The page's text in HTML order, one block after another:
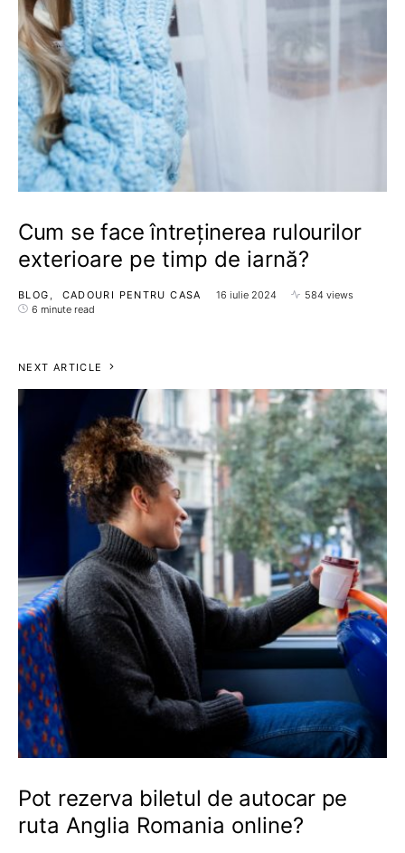
Cum se face întreținerea rulourilor
exterioare pe timp de iarnă?
BLOG CADOURI PENTRU CASA 16 iulie 2024
584 views
6 minute read
NEXT ARTICLE
Pot rezerva biletul de autocar pe
ruta Anglia Romania online?